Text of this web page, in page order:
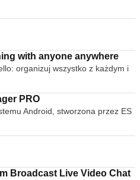
with anyone anywhere
organizuj wszystko z każdym i
PRO
Android, stworzona przez ES
Tango - Go Live Stream Broadcast Live Video Chat